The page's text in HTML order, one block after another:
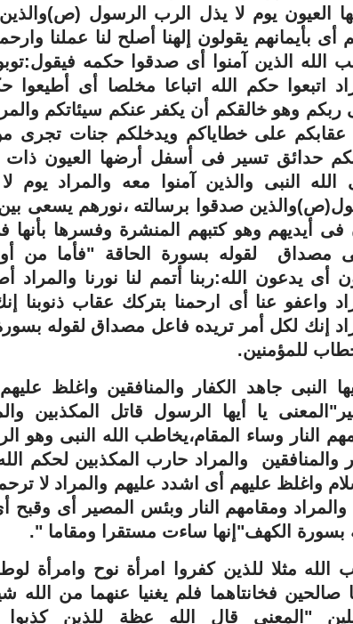
العيون يوم لا يذل الرب الرسول
أى بأيمانهم يقولون إلهنا أصلح لنا عملنا
الله الذين آمنوا أى صدقوا حكمه
اتبعوا حكم الله اتباعا مخلصا أى
وهو خالقكم أن يكفر عنكم سيئاتكم
عقابكم على خطاياكم ويدخلكم جنات تجرى من
حدائق تسير فى أسفل أرضها العيون ذات
الله النبى والذين آمنوا معه والمراد يوم
صدقوا برسالته ،نورهم يسعى بين
فى أيديهم وهو كتبهم المنشرة وفسرها بأنها
مصداق لقوله بسورة الحاقة "فأما من
أى يدعون الله:ربنا أتمم لنا نورنا والمراد
واعفو عنا أى ارحمنا بتركك عقاب
إنك لكل أمر تريده فاعل مصداق لقوله
للمؤمنين.
النبى جاهد الكفار والمنافقين واغلظ
يا أيها الرسول قاتل المكذبين
النار وساء المقام،يخاطب الله النبى
والمنافقين والمراد حارب المكذبين لحكم
واغلظ عليهم أى اشدد عليهم والمراد لا
والمراد ومقامهم النار وبئس المصير أى
بسورة الكهف"إنها ساءت مستقرا ومقاما ".
مثلا للذين كفروا امرأة نوح وامرأة
صالحين فخانتاهما فلم يغنيا عنهما من الله
"المعنى قال الله عظة للذين